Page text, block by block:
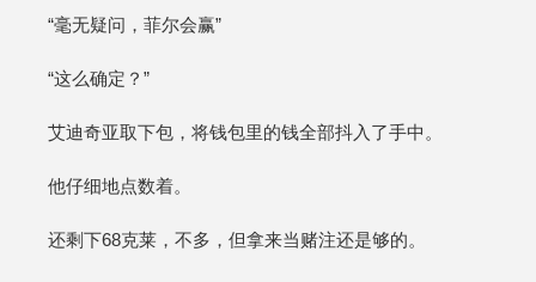
“毫无疑问，菲尔会赢”
“这么确定？”
艾迪奇亚取下包，将钱包里的钱全部抖入了手中。
他仔细地点数着。
还剩下68克莱，不多，但拿来当赌注还是够的。